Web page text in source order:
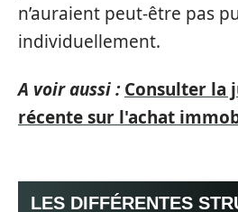
n’auraient peut-être pas
individuellement.
A voir aussi : Consulter la
récente sur l'achat
LES DIFFÉRENTES